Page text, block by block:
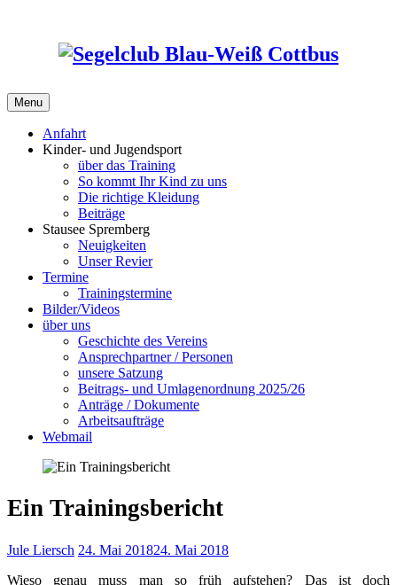
Menu
Anfahrt
Kinder- und Jugendsport
über das Training
So kommt Ihr Kind zu uns
Die richtige Kleidung
Beiträge
Stausee Spremberg
Neuigkeiten
Unser Revier
Termine
Trainingstermine
Bilder/Videos
über uns
Geschichte des Vereins
Ansprechpartner / Personen
unsere Satzung
Beitrags- und Umlagenordnung 2025/26
Anträge / Dokumente
Arbeitsaufträge
Webmail
Ein Trainingsbericht
Jule Liersch 24. Mai 201824. Mai 2018
Wieso genau muss man so früh aufstehen? Das ist doch